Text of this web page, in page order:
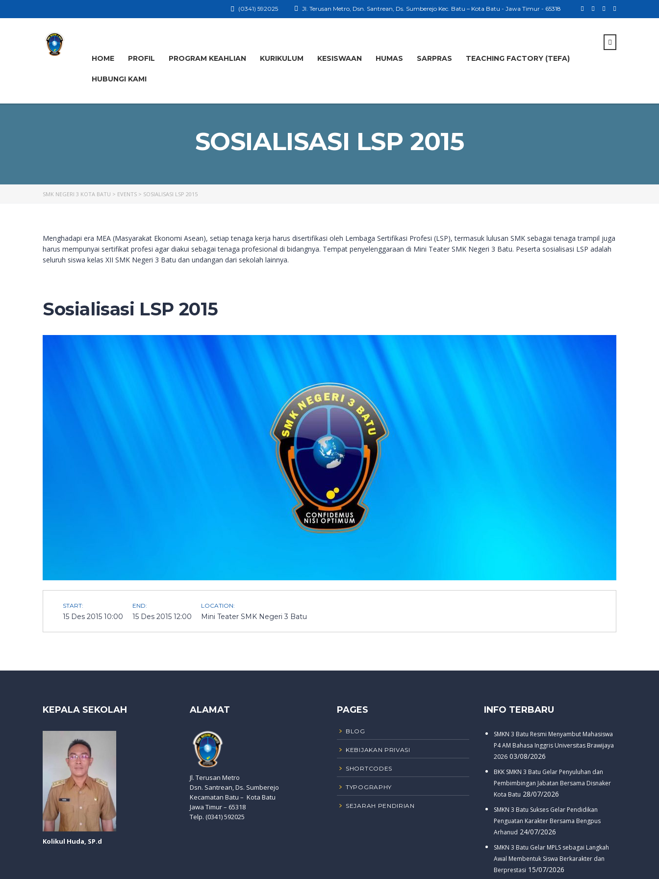
Jl. Terusan Metro, Dsn. Santrean, Ds. Sumberejo Kec. Batu – Kota Batu - Jawa Timur - 65318
(0341) 592025
HOME PROFIL PROGRAM KEAHLIAN KURIKULUM KESISWAAN HUMAS SARPRAS TEACHING FACTORY (TEFA)
HUBUNGI KAMI
SOSIALISASI LSP 2015
SMK NEGERI 3 KOTA BATU > EVENTS > SOSIALISASI LSP 2015
Menghadapi era MEA (Masyarakat Ekonomi Asean), setiap tenaga kerja harus disertifikasi oleh Lembaga Sertifikasi Profesi (LSP), termasuk lulusan SMK sebagai tenaga trampil juga
harus mempunyai sertifikat profesi agar diakui sebagai tenaga profesional di bidangnya. Tempat penyelenggaraan di Mini Teater SMK Negeri 3 Batu. Peserta sosialisasi LSP adalah
seluruh siswa kelas XII SMK Negeri 3 Batu dan undangan dari sekolah lainnya.
Sosialisasi LSP 2015
START:
15 Des 2015 10:00
END:
15 Des 2015 12:00
LOCATION:
Mini Teater SMK Negeri 3 Batu
KEPALA SEKOLAH
Kolikul Huda, SP.d
ALAMAT
Jl. Terusan Metro
Dsn. Santrean, Ds. Sumberejo
Kecamatan Batu – Kota Batu
Jawa Timur – 65318
Telp. (0341) 592025
PAGES
BLOG
KEBIJAKAN PRIVASI
SHORTCODES
TYPOGRAPHY
SEJARAH PENDIRIAN
INFO TERBARU
SMKN 3 Batu Resmi Menyambut Mahasiswa
P4 AM Bahasa Inggris Universitas Brawijaya
2026 03/08/2026
BKK SMKN 3 Batu Gelar Penyuluhan dan
Pembimbingan Jabatan Bersama Disnaker
Kota Batu 28/07/2026
SMKN 3 Batu Sukses Gelar Pendidikan
Penguatan Karakter Bersama Bengpus
Arhanud 24/07/2026
SMKN 3 Batu Gelar MPLS sebagai Langkah
Awal Membentuk Siswa Berkarakter dan
Berprestasi 15/07/2026